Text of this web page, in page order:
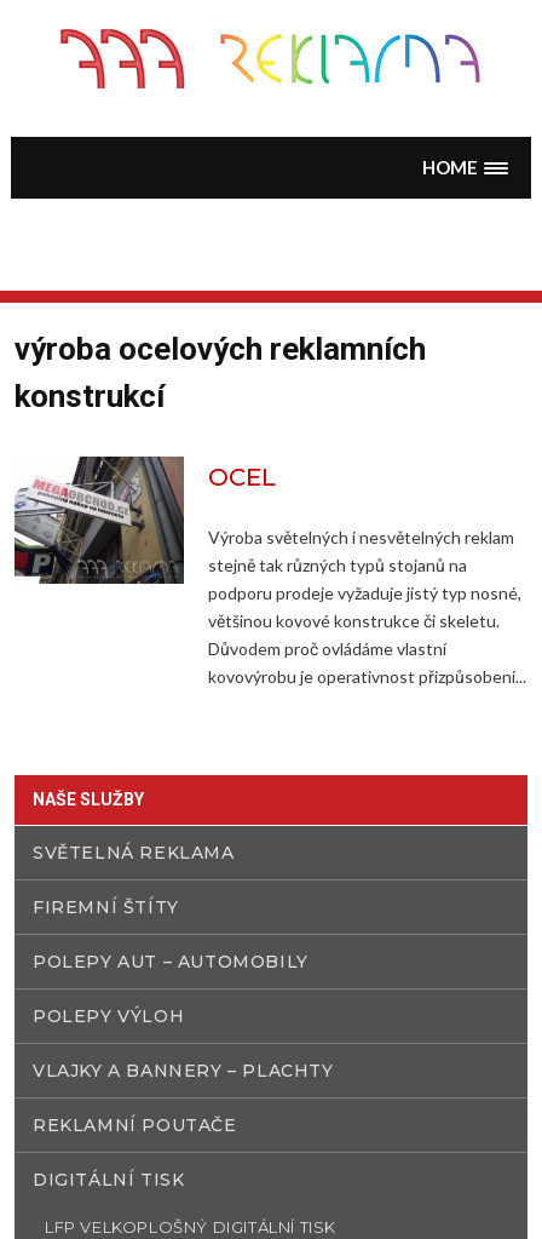
content
HOME
výroba ocelových reklamních
konstrukcí
OCEL
Výroba světelných i nesvětelných reklam
stejně tak různých typů stojanů na
podporu prodeje vyžaduje jistý typ nosné,
většinou kovové konstrukce či skeletu.
Důvodem proč ovládáme vlastní
kovovýrobu je operativnost přizpůsobení...
NAŠE SLUŽBY
SVĚTELNÁ REKLAMA
FIREMNÍ ŠTÍTY
POLEPY AUT – AUTOMOBILY
POLEPY VÝLOH
VLAJKY A BANNERY – PLACHTY
REKLAMNÍ POUTAČE
DIGITÁLNÍ TISK
LFP VELKOPLOŠNÝ DIGITÁLNÍ TISK